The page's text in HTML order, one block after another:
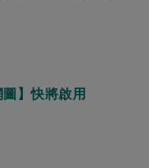
圖】快將啟用